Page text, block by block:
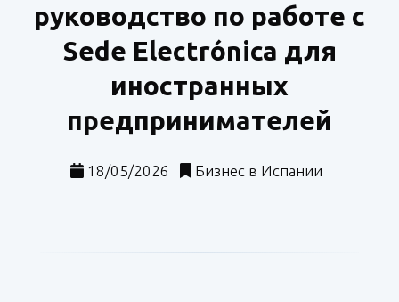
руководство по работе с
Sede Electrónica для
иностранных
предпринимателей
18/05/2026 Бизнес в Испании